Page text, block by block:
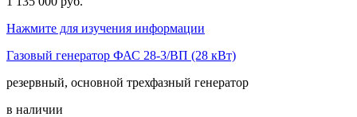
Нажмите для изучения информации
Газовый генератор ФАС 28-3/ВП (28 кВт)
резервный, основной трехфазный генератор
в наличии